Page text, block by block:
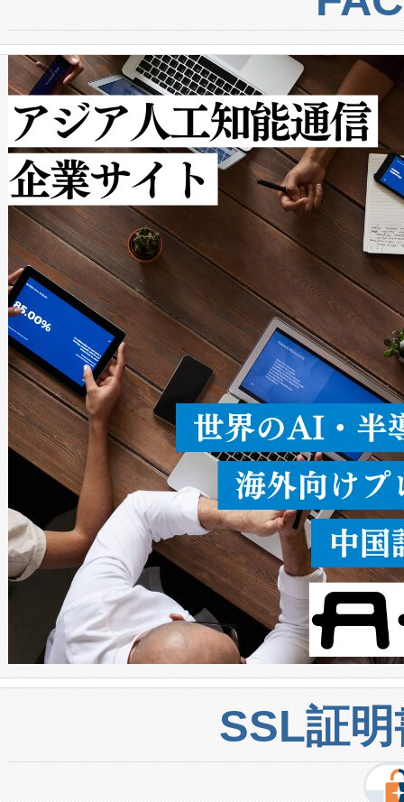
からシステム統合、試運転、
クルの各段階のデータを監視
[…]
では、反射率10％のターゲッ
で向上し、最大検知距離は
ットだけで最大1キロメート
ルの変電所周囲を監視でき、
作業と点群処理を簡素化でき
Avia 2は、2種類のFOVオプシ
× 80°のノーマルモード、長
ードを切り替えて使用するこ
ることなく、単一のデバイス
うにします。遠距離まで届く
密度なスキャ […]
SSL証